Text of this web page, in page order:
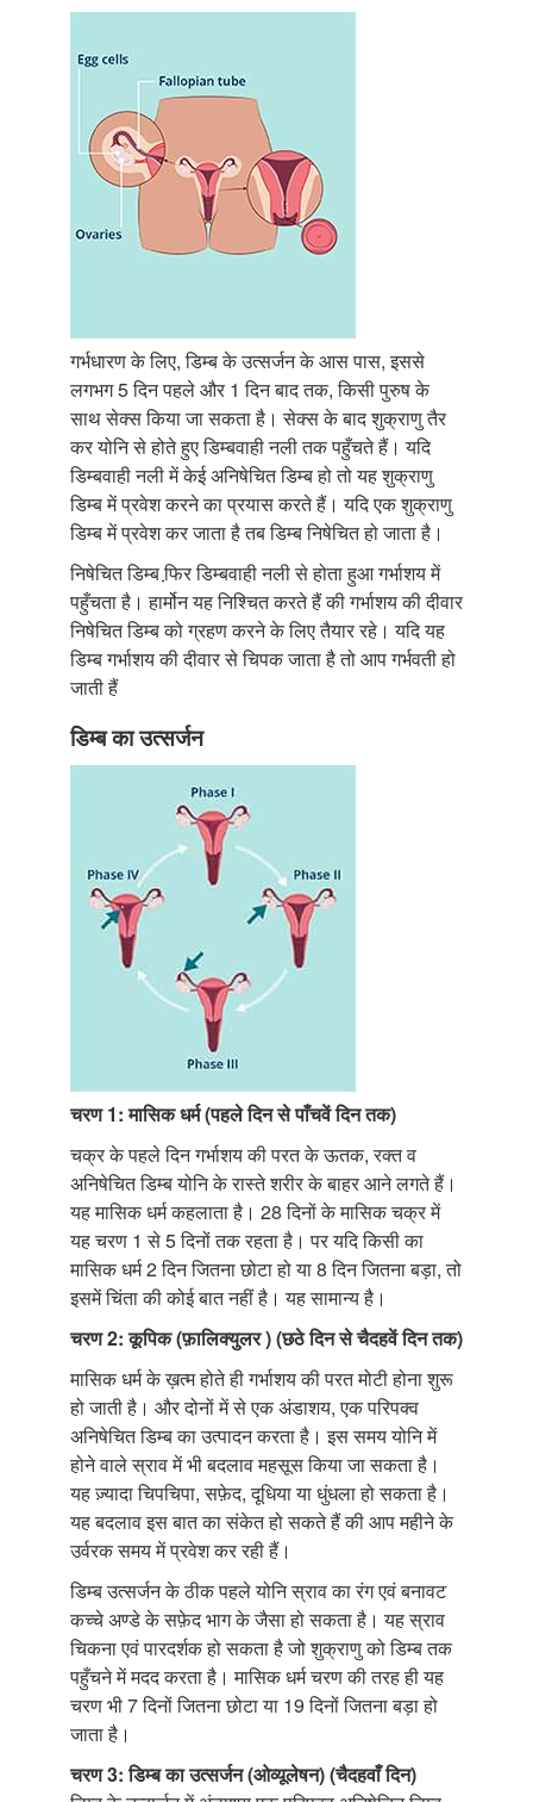
गर्भधारण के लिए, डिम्ब के उत्सर्जन के आस पास, इससे
लगभग 5 दिन पहले और 1 दिन बाद तक, किसी पुरुष के
साथ सेक्स किया जा सकता है। सेक्स के बाद शुक्राणु तैर
कर योनि से होते हुए डिम्बवाही नली तक पहुँचते हैं। यदि
डिम्बवाही नली में केई अनिषेचित डिम्ब हो तो यह शुक्राणु
डिम्ब में प्रवेश करने का प्रयास करते हैं। यदि एक शुक्राणु
डिम्ब में प्रवेश कर जाता है तब डिम्ब निषेचित हो जाता है।
निषेचित डिम्ब फि़र डिम्बवाही नली से होता हुआ गर्भाशय में
पहुँचता है। हार्मोन यह निश्चित करते हैं की गर्भाशय की दीवार
निषेचित डिम्ब को ग्रहण करने के लिए तैयार रहे। यदि यह
डिम्ब गर्भाशय की दीवार से चिपक जाता है तो आप गर्भवती हो
जाती हैं
डिम्ब का उत्सर्जन
चरण 1: मासिक धर्म (पहले दिन से पाँचवें दिन तक)
चक्र के पहले दिन गर्भाशय की परत के ऊतक, रक्त व
अनिषेचित डिम्ब योनि के रास्ते शरीर के बाहर आने लगते हैं।
यह मासिक धर्म कहलाता है। 28 दिनों के मासिक चक्र में
यह चरण 1 से 5 दिनों तक रहता है। पर यदि किसी का
मासिक धर्म 2 दिन जितना छोटा हो या 8 दिन जितना बड़ा, तो
इसमें चिंता की कोई बात नहीं है। यह सामान्य है।
चरण 2: कूपिक (फ़ालिक्युलर ) (छठे दिन से चैदहवें दिन तक)
मासिक धर्म के ख़त्म होते ही गर्भाशय की परत मोटी होना शुरू
हो जाती है। और दोनों में से एक अंडाशय, एक परिपक्व
अनिषेचित डिम्ब का उत्पादन करता है। इस समय योनि में
होने वाले स्राव में भी बदलाव महसूस किया जा सकता है।
यह ज़्यादा चिपचिपा, सफ़ेद, दूधिया या धुंधला हो सकता है।
यह बदलाव इस बात का संकेत हो सकते हैं की आप महीने के
उर्वरक समय में प्रवेश कर रही हैं।
डिम्ब उत्सर्जन के ठीक पहले योनि स्राव का रंग एवं बनावट
कच्चे अण्डे के सफ़ेद भाग के जैसा हो सकता है। यह स्राव
चिकना एवं पारदर्शक हो सकता है जो शुक्राणु को डिम्ब तक
पहुँचने में मदद करता है। मासिक धर्म चरण की तरह ही यह
चरण भी 7 दिनों जितना छोटा या 19 दिनों जितना बड़ा हो
जाता है।
चरण 3: डिम्ब का उत्सर्जन (ओव्यूलेषन) (चैदहवाँ दिन)